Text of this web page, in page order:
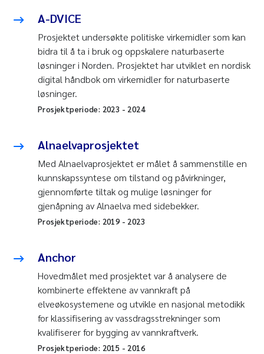
A-DVICE
Prosjektet undersøkte politiske virkemidler som kan
bidra til å ta i bruk og oppskalere naturbaserte
løsninger i Norden. Prosjektet har utviklet en nordisk
digital håndbok om virkemidler for naturbaserte
løsninger.
Prosjektperiode: 2023 - 2024
Alnaelvaprosjektet
Med Alnaelvaprosjektet er målet å sammenstille en
kunnskapssyntese om tilstand og påvirkninger,
gjennomførte tiltak og mulige løsninger for
gjenåpning av Alnaelva med sidebekker.
Prosjektperiode: 2019- 2023
Anchor
Hovedmålet med prosjektet var å analysere de
kombinerte effektene av vannkraft på
elveøkosystemene og utvikle en nasjonal metodikk
for klassifisering av vassdragsstrekninger som
kvalifiserer for bygging av vannkraftverk.
Prosjektperiode: 2015 - 2016